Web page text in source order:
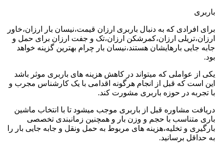
باربری
برای افرادی که به دنبال باربری ارزان قیمت،نیسان بار ارزان،خاور
ارزان،تریلی ارزان،کمرشکن ارزان،تک و جفت ارزان برای حمل و
جابه جایی بارهایشان هستند،نیسان بار چرام بهترین گزینه خواهد
بود.
یکی از عواملی که میتواند در کاهش هزینه های باربری موثر باشد
این است که قبل از انجام هرگونه اقدامی با یک کارشناس مجرب و
با تجربه در حوزه باربری مشورت کند.
دریافت مشاوره قبل از باربری موجب میشود تا با انتخاب ماشین
باری متناسب با حجم و وزن بار و همچنین زمانبندی تخصصی
بارگیری و تخلیه،هزینه های مربوط به حمل ونقل و جابه جایی بار را
به حداقل برسانید.